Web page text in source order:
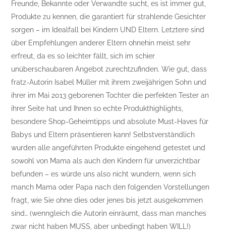
Freunde, Bekannte oder Verwandte sucht, es ist immer gut,
Produkte zu kennen, die garantiert für strahlende Gesichter
sorgen – im Idealfall bei Kindern UND Eltern. Letztere sind
über Empfehlungen anderer Eltern ohnehin meist sehr
erfreut, da es so leichter fällt, sich im schier
unüberschaubaren Angebot zurechtzufinden. Wie gut, dass
fratz-Autorin Isabel Müller mit ihrem zweijährigen Sohn und
ihrer im Mai 2013 geborenen Tochter die perfekten Tester an
ihrer Seite hat und Ihnen so echte Produkthighlights,
besondere Shop-Geheimtipps und absolute Must-Haves für
Babys und Eltern präsentieren kann! Selbstverständlich
wurden alle angeführten Produkte eingehend getestet und
sowohl von Mama als auch den Kindern für unverzichtbar
befunden – es würde uns also nicht wundern, wenn sich
manch Mama oder Papa nach den folgenden Vorstellungen
fragt, wie Sie ohne dies oder jenes bis jetzt ausgekommen
sind… (wenngleich die Autorin einräumt, dass man manches
zwar nicht haben MUSS, aber unbedingt haben WILL!)